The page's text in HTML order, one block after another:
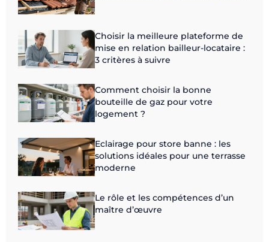
Choisir la meilleure plateforme de
mise en relation bailleur-locataire :
3 critères à suivre
Comment choisir la bonne
bouteille de gaz pour votre
logement ?
Eclairage pour store banne : les
solutions idéales pour une terrasse
moderne
Le rôle et les compétences d’un
maître d’œuvre